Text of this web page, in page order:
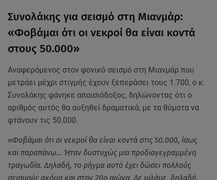
Συνολάκης για σεισμό στη Μιανμάρ:
«Φοβάμαι ότι οι νεκροί θα είναι κοντά
στους 50.000»
Αναφερόμενος στον φονικό σεισμό στη Μιανμάρ που
μετράει μέχρι στιγμής έχουν ξεπεράσει τους 1.700, ο κ.
Συνολάκης φάνηκε απαισιόδοξος, δηλώνοντας ότι ο
αριθμός αυτός θα αυξηθεί δραματικά, με τα θύματα να
φτάνουν τις 50.000.
«Φοβάμαι ότι οι νεκροί θα είναι κοντά στις 50.000, ίσως
και παραπάνω... Ήταν δυστυχώς μια προδιαγεγραμμένη
τραγωδία. Δηλαδή, το ρήγμα αυτό έχει δώσει πολλούς
σεισμούς ακόμα και στον 20ο αιώνα. Δε μιλάμε, δηλαδή,